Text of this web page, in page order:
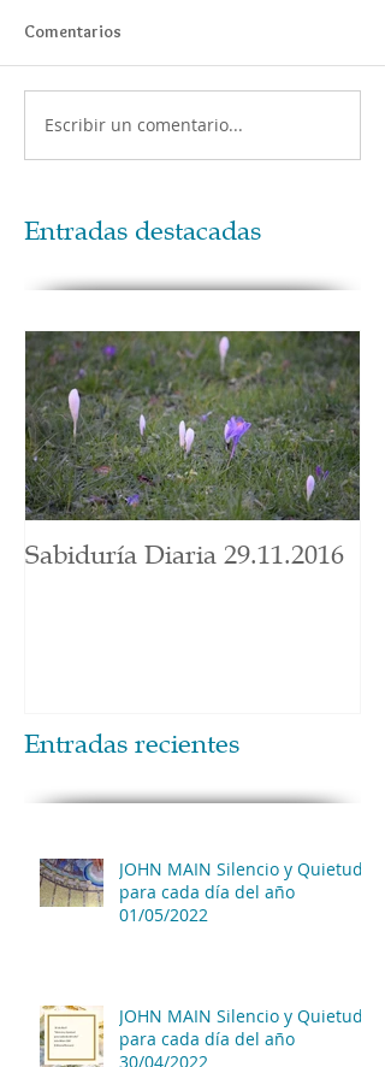
Comentarios
Escribir un comentario...
Entradas destacadas
Sabiduría Diaria 29.11.2016
Entradas recientes
JOHN MAIN Silencio y Quietud
para cada día del año
01/05/2022
JOHN MAIN Silencio y Quietud
para cada día del año
30/04/2022